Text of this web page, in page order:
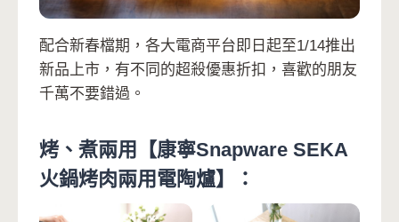
配合新春檔期，各大電商平台即日起至1/14推出
新品上市，有不同的超殺優惠折扣，喜歡的朋友
千萬不要錯過。
烤、煮兩用【康寧Snapware SEKA
火鍋烤肉兩用電陶爐】：